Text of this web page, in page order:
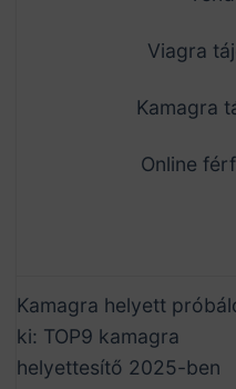
Viagra
Kamagra
Online
Kamagra helyett
ki: TOP9 kamagra
helyettesítő 2025-ben